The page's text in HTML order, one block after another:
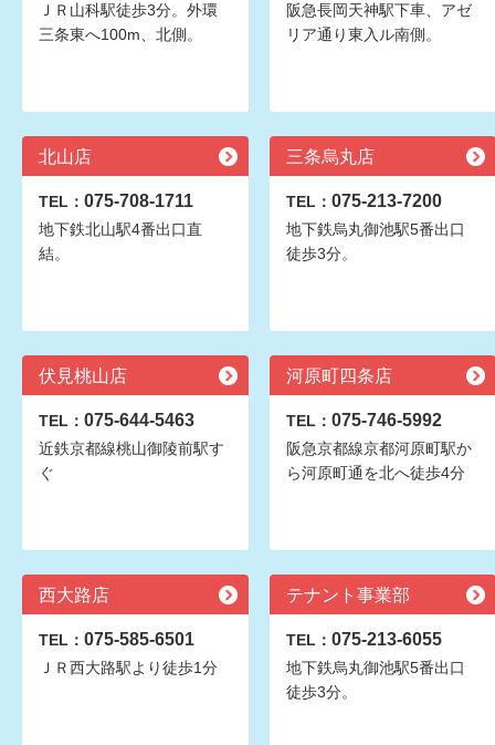
ＪＲ山科駅徒歩3分。外環
三条東へ100m、北側。
阪急長岡天神駅下車、アゼ
リア通り東入ル南側。
北山店
TEL： 075-708-1711
地下鉄北山駅4番出口直
結。
三条烏丸店
TEL： 075-213-7200
地下鉄烏丸御池駅5番出口
徒歩3分。
伏見桃山店
TEL： 075-644-5463
近鉄京都線桃山御陵前駅す
ぐ
河原町四条店
TEL： 075-746-5992
阪急京都線京都河原町駅か
ら河原町通を北へ徒歩4分
西大路店
TEL： 075-585-6501
ＪＲ西大路駅より徒歩1分
テナント事業部
TEL： 075-213-6055
地下鉄烏丸御池駅5番出口
徒歩3分。